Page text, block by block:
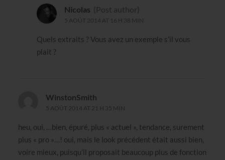
Nicolas (Post author)
5 AOÛT 2014 AT 16 H 38 MIN
Quels extraits ? Vous avez un exemple s’il vous
plait ?
WinstonSmith
5 AOÛT 2014 AT 21 H 35 MIN
heu, oui, …bien, épuré, plus « actuel », tendance, surement
plus « pro »…! oui, mais le look précédent était aussi bien,
voire mieux, puisqu’il proposait beaucoup plus de fonction